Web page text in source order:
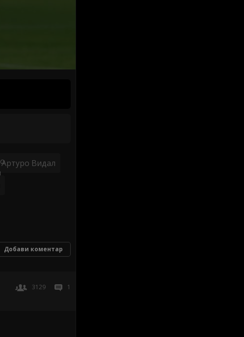
Артуро Видал
Добави коментар
3129 1